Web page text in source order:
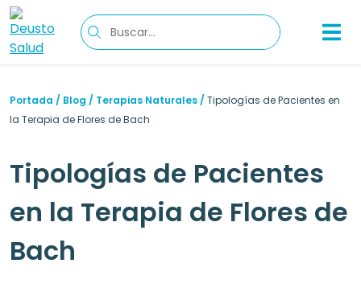
Portada / Blog / Terapias Naturales / Tipologías de Pacientes en
la Terapia de Flores de Bach
Tipologías de Pacientes
en la Terapia de Flores de
Bach